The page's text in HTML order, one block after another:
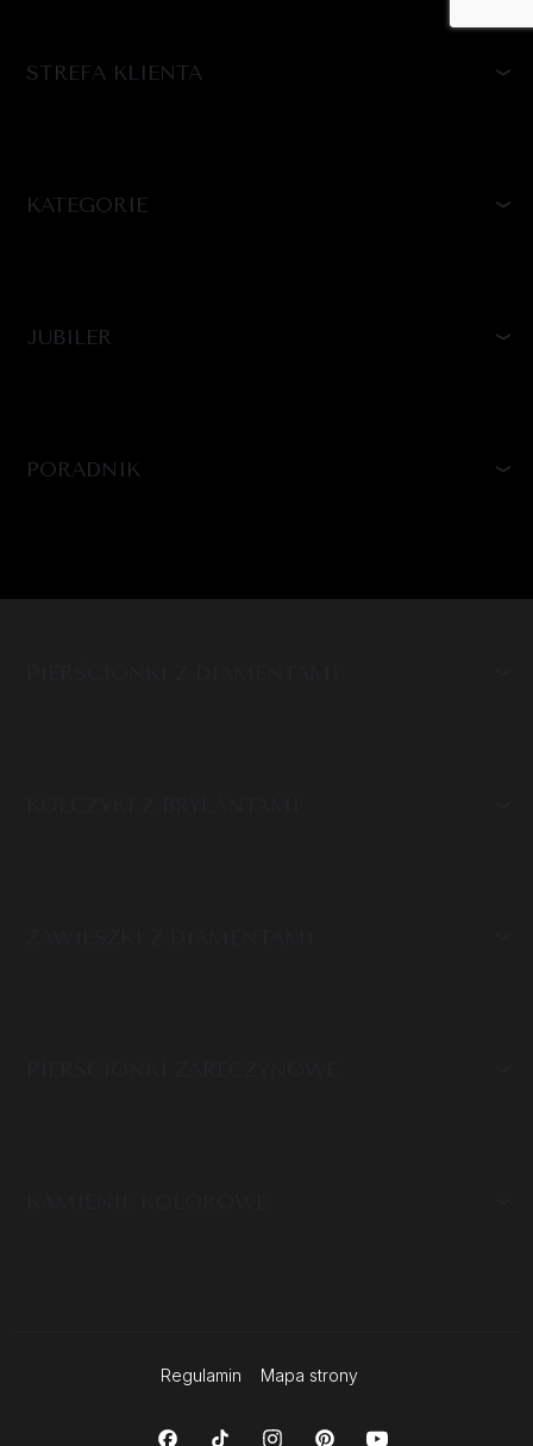
STREFA KLIENTA
KATEGORIE
JUBILER
PORADNIK
Regulamin Mapa strony